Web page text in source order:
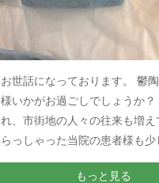
ポン
世話になっております。 鬱
いかがお過ごしでしょうか
、市街地の人々の往来も増
っしゃった当院の患者様も
もっと見る